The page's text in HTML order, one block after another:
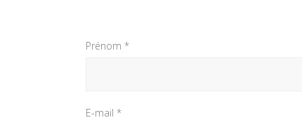
Prénom *
E-mail *